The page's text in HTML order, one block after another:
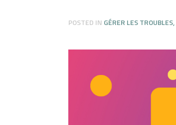
POSTED IN GÉRER LES TROUBLES,